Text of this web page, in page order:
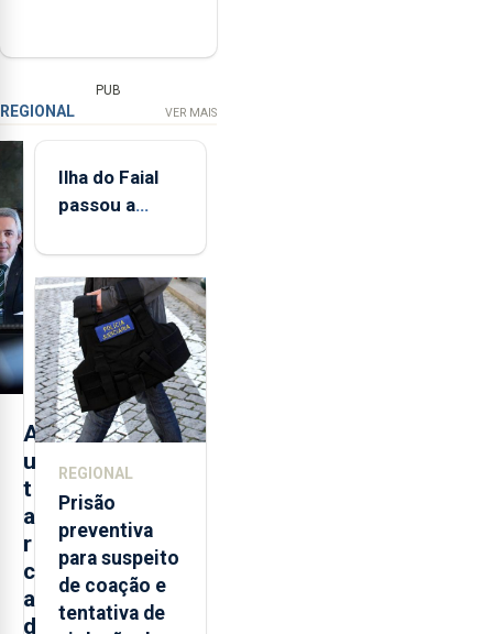
PUB
REGIONAL VER MAIS
A
u
t
a
r
c
a
d
Ilha do Faial
passou a
de
monitorização
de infrassons
dos Açores
REGIONAL
Prisão
preventiva
para suspeito
de coação e
tentativa de